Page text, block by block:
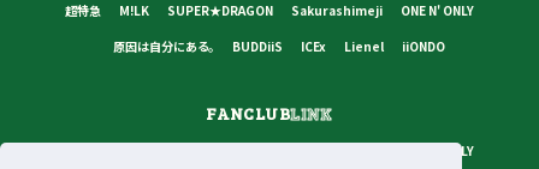
超特急 M!LK SUPER★DRAGON Sakurashimeji
ONE N' ONLY
原因は自分にある。
BUDDiiS ICEx Lienel iiONDO
FANCLUBLINK
ONE N' ONLY